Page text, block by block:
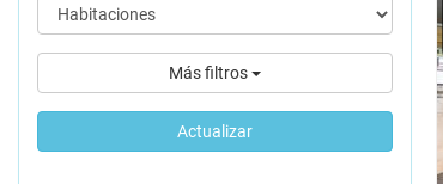
Más filtros
Actualizar